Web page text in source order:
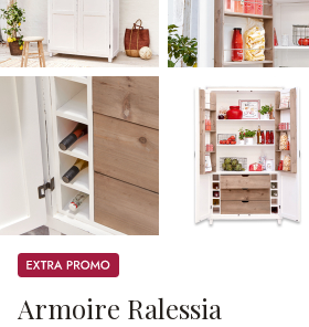
Promos
Armoire Ralessia